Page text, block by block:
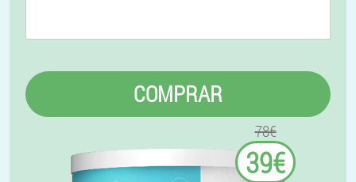
COMPRAR
78€
39€